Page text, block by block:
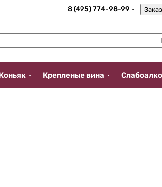
8 (495) 774-98-99
Коньяк Крепленые вина